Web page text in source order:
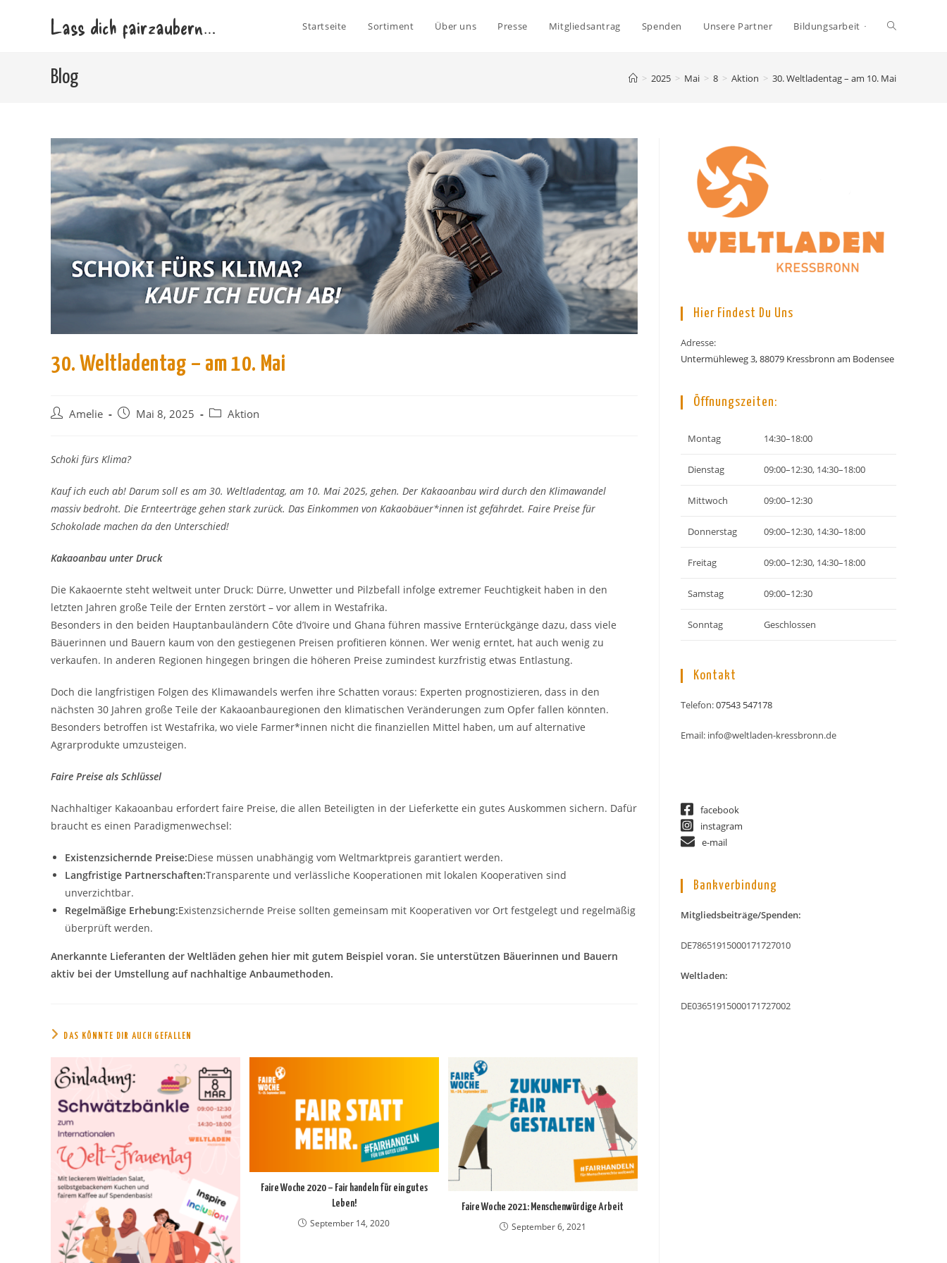
Lass dich fairzaubern… Startseite Sortiment Über uns Presse Mitgliedsantrag Spenden Unsere Partner Bildungsarbeit Toggle
website
Blog > 2025 > Mai > 8 > Aktion > 30. Weltladentag – am 10. Mai
30. Weltladentag – am 10. Mai
Beitrags-
Amelie
BeitragMai 8, 2025
Beitrags-
Aktion
Schoki fürs Klima?
Kauf ich euch ab! Darum soll es am 30. Weltladentag, am 10. Mai 2025, gehen. Der Kakaoanbau wird durch den Klimawandel
massiv bedroht. Die Ernteerträge gehen stark zurück. Das Einkommen von Kakaobäuer*innen ist gefährdet. Faire Preise für
Schokolade machen da den Unterschied!
Kakaoanbau unter Druck
Die Kakaoernte steht weltweit unter Druck: Dürre, Unwetter und Pilzbefall infolge extremer Feuchtigkeit haben in den
letzten Jahren große Teile der Ernten zerstört – vor allem in Westafrika.
Besonders in den beiden Hauptanbauländern Côte d’Ivoire und Ghana führen massive Ernterückgänge dazu, dass viele
Bäuerinnen und Bauern kaum von den gestiegenen Preisen profitieren können. Wer wenig erntet, hat auch wenig zu
verkaufen. In anderen Regionen hingegen bringen die höheren Preise zumindest kurzfristig etwas Entlastung.
Doch die langfristigen Folgen des Klimawandels werfen ihre Schatten voraus: Experten prognostizieren, dass in den
nächsten 30 Jahren große Teile der Kakaoanbauregionen den klimatischen Veränderungen zum Opfer fallen könnten.
Besonders betroffen ist Westafrika, wo viele Farmer*innen nicht die finanziellen Mittel haben, um auf alternative
Agrarprodukte umzusteigen.
Faire Preise als Schlüssel
Nachhaltiger Kakaoanbau erfordert faire Preise, die allen Beteiligten in der Lieferkette ein gutes Auskommen sichern. Dafür
braucht es einen Paradigmenwechsel:
Existenzsichernde Preise:Diese müssen unabhängig vom Weltmarktpreis garantiert werden.
Langfristige Partnerschaften:Transparente und verlässliche Kooperationen mit lokalen Kooperativen sind
unverzichtbar.
Regelmäßige Erhebung:Existenzsichernde Preise sollten gemeinsam mit Kooperativen vor Ort festgelegt und regelmäßig
überprüft werden.
Anerkannte Lieferanten der Weltläden gehen hier mit gutem Beispiel voran. Sie unterstützen Bäuerinnen und Bauern
aktiv bei der Umstellung auf nachhaltige Anbaumethoden.
DAS KÖNNTE DIR AUCH GEFALLEN
Faire Woche 2020 – Fair handeln für ein gutes
Leben!
September 14, 2020
Faire Woche 2021: Menschenwürdige Arbeit
September 6, 2021
Hier Findest Du Uns
Adresse:
Untermühleweg 3, 88079 Kressbronn am Bodensee
Öffnungszeiten:
Montag 14:30–18:00
Dienstag 09:00–12:30, 14:30–18:00
Mittwoch 09:00–12:30
Donnerstag 09:00–12:30, 14:30–18:00
Freitag 09:00–12:30, 14:30–18:00
Samstag 09:00–12:30
Sonntag Geschlossen
Kontakt
Telefon:07543 547178
Email: info@weltladen-kressbronn.de
facebook
instagram
e-mail
Bankverbindung
Mitgliedsbeiträge/Spenden:
DE78651915000171727010
Weltladen:
DE03651915000171727002